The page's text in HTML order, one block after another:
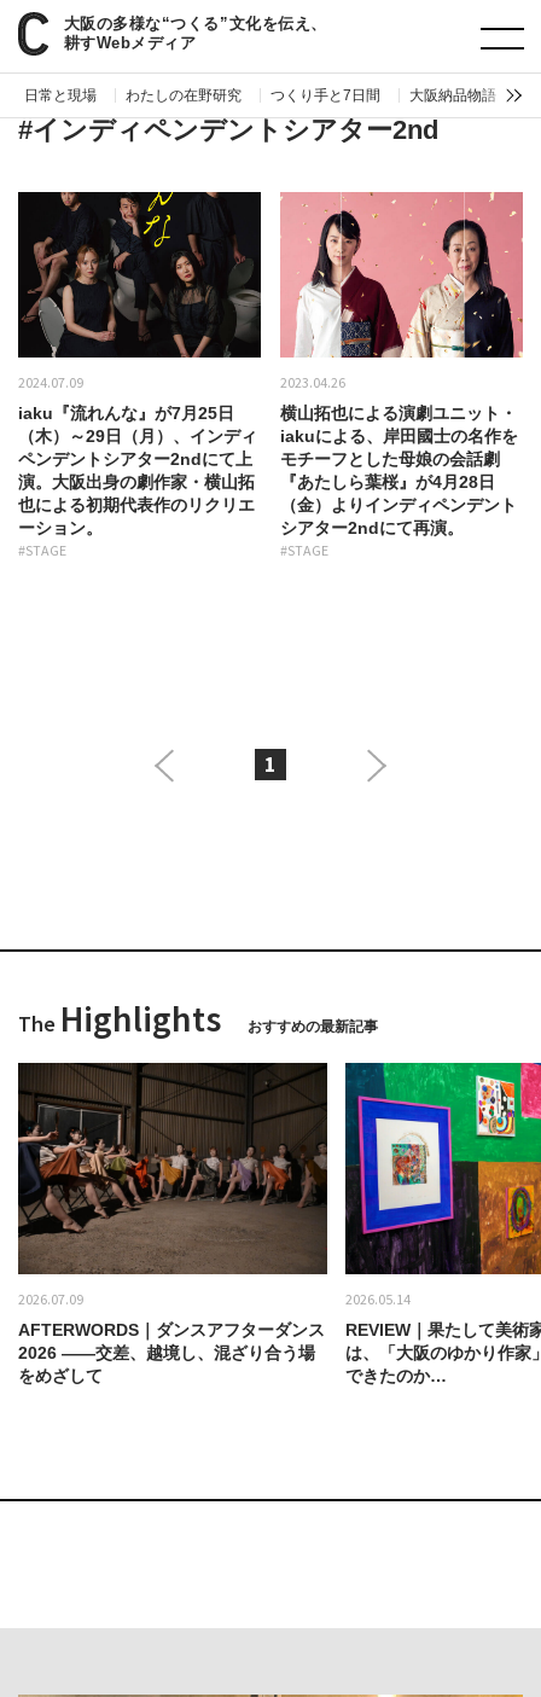
大阪の多様な“つくる”文化を伝え、
耕すWebメディア
日常と現場 わたしの在野研究 つくり手と7日間 大阪納品物語
paperC タグ インディペンデントシアター2nd
#インディペンデントシアター2nd
2024.07.09
iaku『流れんな』が7月25日
（木）～29日（月）、インディ
ペンデントシアター2ndにて上
演。大阪出身の劇作家・横山拓
也による初期代表作のリクリエ
ーション。
#STAGE
2023.04.26
横山拓也による演劇ユニット・
iakuによる、岸田國士の名作を
モチーフとした母娘の会話劇
『あたしら葉桜』が4月28日
（金）よりインディペンデント
シアター2ndにて再演。
#STAGE
1
The Highlights おすすめの最新記事
2026.07.09
AFTERWORDS｜ダンスアフターダンス
2026 ——交差、越境し、混ざり合う場
をめざして
2026.05.14
REVIEW｜果たして美術
は、「大阪のゆかり作家
できたのか…